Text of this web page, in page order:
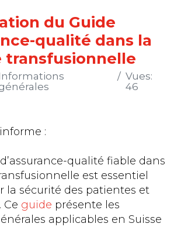
du Guide
qualité dans la
transfusionnelle
Vues:
46
:
qualité fiable dans
est essentiel
la sécurité des patientes et
Ce guide présente les
applicables en Suisse